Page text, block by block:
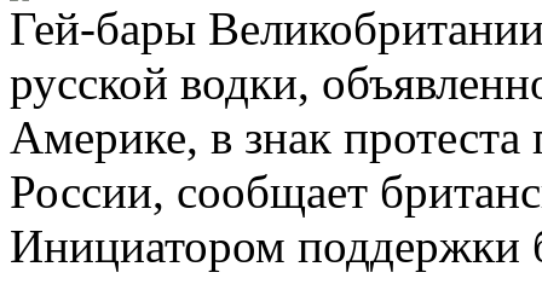
Гей-бары
русской водки,
Америке, в знак протеста
России, сообщает
Инициатором поддержки